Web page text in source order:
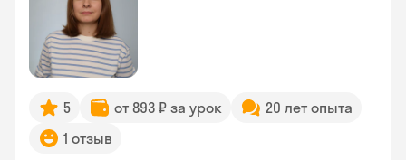
5 от 893 ₽ за урок
20 лет опыта
1 отзыв